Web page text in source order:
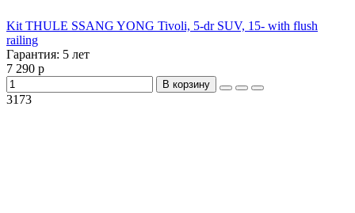
Kit THULE SSANG YONG Tivoli, 5-dr SUV, 15- with flush
railing
Гарантия: 5 лет
7 290 р
В корзину
3173